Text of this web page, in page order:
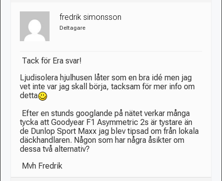
fredrik simonsson
Deltagare
Tack för Era svar!
Ljudisolera hjulhusen låter som en bra idé men jag
vet inte var jag skall börja, tacksam för mer info om
detta
Efter en stunds googlande på nätet verkar många
tycka att Goodyear F1 Asymmetric 2s är tystare än
de Dunlop Sport Maxx jag blev tipsad om från lokala
däckhandlaren. Någon som har några åsikter om
dessa två alternativ?
Mvh Fredrik